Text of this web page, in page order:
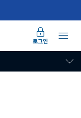
로그인